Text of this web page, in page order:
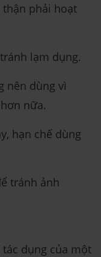
thận phải hoạt
lạm dụng.
nên dùng vì
nữa.
hạn chế dùng
tránh ảnh
dụng của một